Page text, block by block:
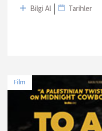
Bilgi Al Tarihler
Film
TARİH